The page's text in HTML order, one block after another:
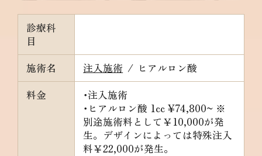
診療科
目
施術名
注入施術 / ヒアルロン酸
料金
･注入施術
･ヒアルロン酸 1cc ¥74,800~ ※
別途施術料として￥10,000が発
生。デザインによっては特殊注入
料￥22,000が発生。